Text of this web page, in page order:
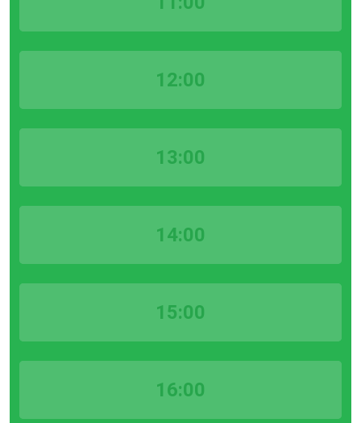
12:00
13:00
14:00
15:00
16:00